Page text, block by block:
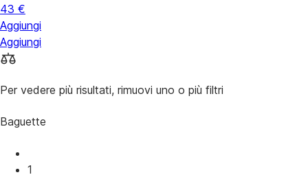
43 €
Aggiungi
Aggiungi
Per vedere più risultati, rimuovi uno o più filtri
Baguette
1